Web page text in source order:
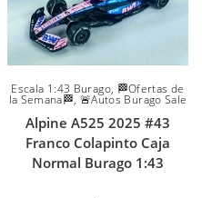
Escala 1:43 Burago, 🏁Ofertas de
la Semana🏁, 🚨Autos Burago Sale
Alpine A525 2025 #43
Franco Colapinto Caja
Normal Burago 1:43